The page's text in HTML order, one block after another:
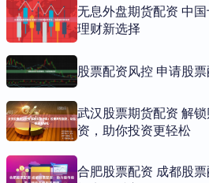
无息外盘期货配资 中
理财新选择
股票配资风控 申请股
武汉股票期货配资 解
资，助你投资更轻松
合肥股票配资 成都股